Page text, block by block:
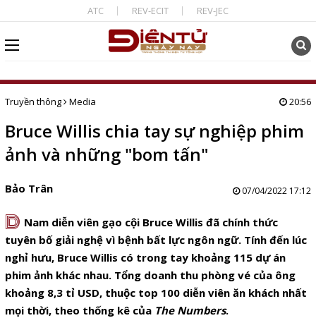
ATC REV-ECIT REV-JEC
Truyền thông Media 20:56
Bruce Willis chia tay sự nghiệp phim
ảnh và những "bom tấn"
Bảo Trân 07/04/2022 17:12
D Nam diễn viên gạo cội Bruce Willis đã chính thức
tuyên bố giải nghệ vì bệnh bất lực ngôn ngữ. Tính đến lúc
nghỉ hưu, Bruce Willis có trong tay khoảng 115 dự án
phim ảnh khác nhau. Tổng doanh thu phòng vé của ông
khoảng 8,3 tỉ USD, thuộc top 100 diễn viên ăn khách nhất
mọi thời, theo thống kê của The Numbers.